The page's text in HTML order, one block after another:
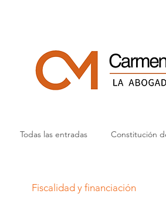
Todas las entradas Constitución
Fiscalidad y financiación